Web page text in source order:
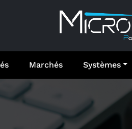
Marchés Systèmes